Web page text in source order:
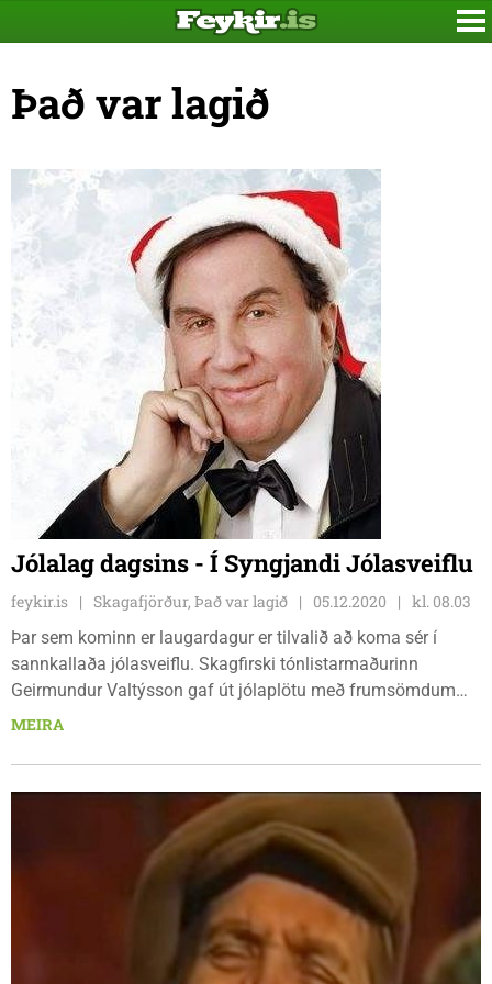
Það var lagið
Jólalag dagsins - Í Syngjandi Jólasveiflu
feykir.is Skagafjörður, Það var lagið 05.12.2020
kl. 08.03
Þar sem kominn er laugardagur er tilvalið að koma sér í
sannkallaða jólasveiflu. Skagfirski tónlistarmaðurinn
Geirmundur Valtýsson gaf út jólaplötu með frumsömdum
lögum fyrir jólin 2013, Jólastjörnur Geirmundar. Þá hafði ekki
MEIRA